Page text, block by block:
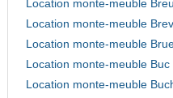
Location monte-meuble
Location monte-meuble
Location monte-meuble
Location monte-meuble Buc
Location monte-meuble